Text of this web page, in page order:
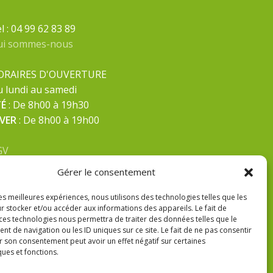
Gérer le consentement
meilleures expériences, nous utilisons des technologies telles que les
stocker et/ou accéder aux informations des appareils. Le fait de
technologies nous permettra de traiter des données telles que le
de navigation ou les ID uniques sur ce site. Le fait de ne pas consentir
son consentement peut avoir un effet négatif sur certaines
et fonctions.
: 04 99 62 83 89
sommes-nous
D'OUVERTURE
lundi au samedi
: De 8h00 à 19h30
: De 8h00 à 19h00
Légales